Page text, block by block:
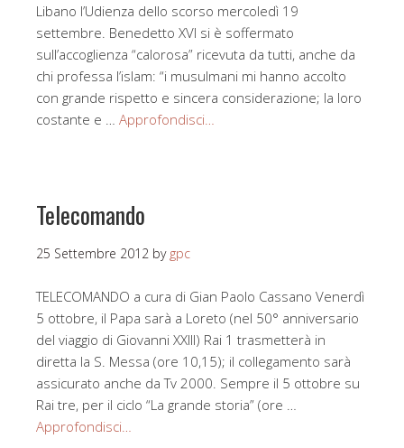
Libano l’Udienza dello scorso mercoledì 19
settembre. Benedetto XVI si è soffermato
sull’accoglienza “calorosa” ricevuta da tutti, anche da
chi professa l’islam: “i musulmani mi hanno accolto
con grande rispetto e sincera considerazione; la loro
costante e … Approfondisci…
Telecomando
25 Settembre 2012 by gpc
TELECOMANDO a cura di Gian Paolo Cassano Venerdì
5 ottobre, il Papa sarà a Loreto (nel 50° anniversario
del viaggio di Giovanni XXIII) Rai 1 trasmetterà in
diretta la S. Messa (ore 10,15); il collegamento sarà
assicurato anche da Tv 2000. Sempre il 5 ottobre su
Rai tre, per il ciclo “La grande storia” (ore …
Approfondisci…